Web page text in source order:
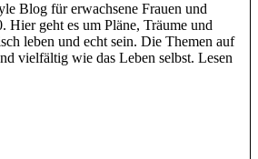
Blog für erwachsene Frauen und
Hier geht es um Pläne, Träume und
leben und echt sein. Die Themen auf
vielfältig wie das Leben selbst. Lesen